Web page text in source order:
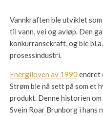
Vannkraften ble utviklet
til vann, vei og avløp. Den
konkurransekraft, og ble
prosessindustri.
Energiloven av 1990 endret
Strøm ble nå sett på som et
produkt. Denne historien
Svein Roar Brunborg i hans